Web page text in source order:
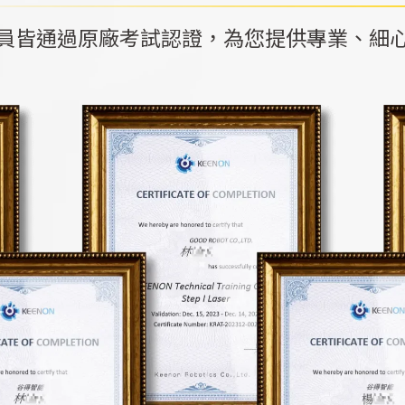
皆通過原廠考試認證，為您提供專業、細